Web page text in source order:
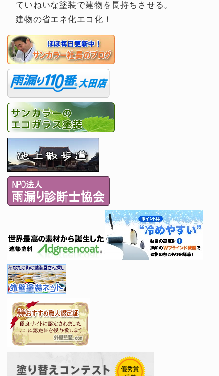
ていねいな塗装で建物を長持ちさせる。
建物の省エネ化エコ化！